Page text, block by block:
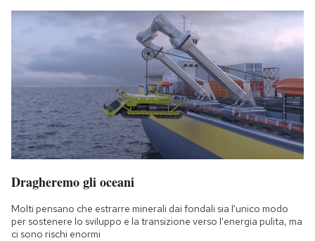
Dragheremo gli oceani
Molti pensano che estrarre minerali dai fondali sia l'unico modo
per sostenere lo sviluppo e la transizione verso l'energia pulita, ma
ci sono rischi enormi